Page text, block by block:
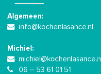
Algemeen:
info@kochenlasance.nl
Michiel:
michiel@kochenlasance.nl
06 – 53 61 01 51